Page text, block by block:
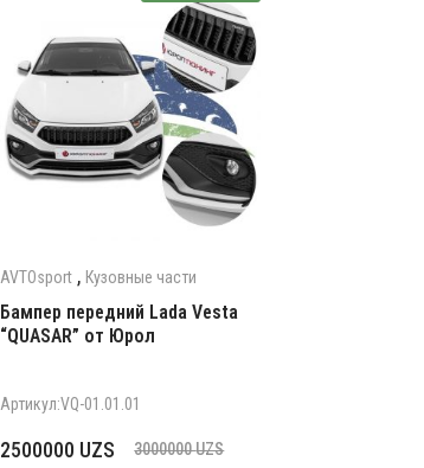
AVTOsport , Кузовные части
Бампер передний Lada Vesta
“QUASAR” от Юрол
Артикул:VQ-01.01.01
3000000UZS
Первоначальная
2500000 UZS
Текущая